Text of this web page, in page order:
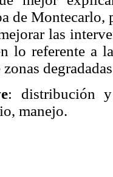
de
las
lo referente a
: distribución
manejo.